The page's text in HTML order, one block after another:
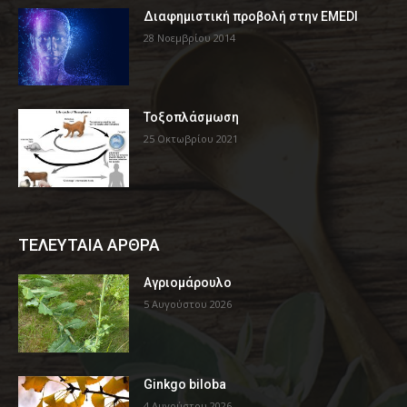
Διαφημιστική προβολή στην EMEDI
28 Νοεμβρίου 2014
Τοξοπλάσμωση
25 Οκτωβρίου 2021
ΤΕΛΕΥΤΑΙΑ ΑΡΘΡΑ
Αγριομάρουλο
5 Αυγούστου 2026
Ginkgo biloba